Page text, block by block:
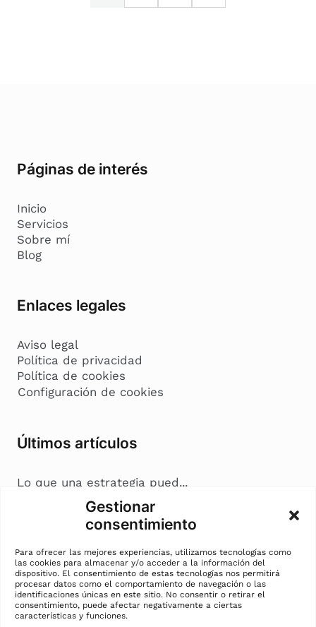
Gestionar
consentimiento
Para ofrecer las mejores experiencias, utilizamos tecnologías como
las cookies para almacenar y/o acceder a la información del
dispositivo. El consentimiento de estas tecnologías nos permitirá
procesar datos como el comportamiento de navegación o las
identificaciones únicas en este sitio. No consentir o retirar el
consentimiento, puede afectar negativamente a ciertas
características y funciones.
Páginas de interés
Inicio
Servicios
Sobre mí
Blog
Enlaces legales
Aviso legal
Política de privacidad
Política de cookies
Configuración de cookies
Últimos artículos
Lo que una estrategia pued...
Coherencia en marketing: c...
Nostalgia en marketing: cu...
La cremà del marketing: c...
Información de contacto
Andreia Mihalache